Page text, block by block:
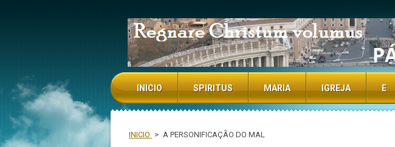
INICIO > A PERSONIFICAÇÃO DO MAL
INICIO SPIRITUS MARIA IGREJA E